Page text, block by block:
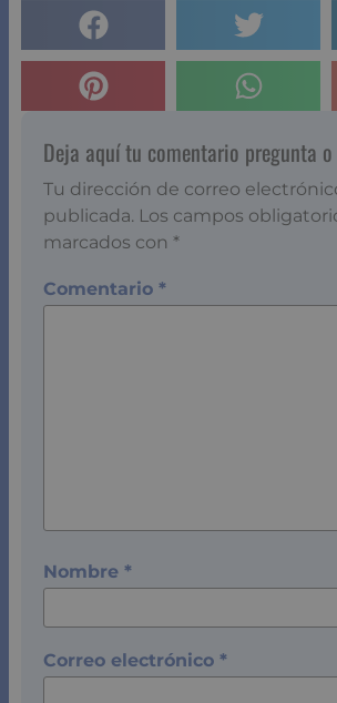
Correo electrónico
He leído y acepto el aviso legal
Valora esto
Notificarme los nuevos
electrónico.
seguro
de copagos